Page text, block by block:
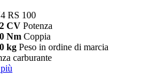
RS 100
CV Potenza
Nm Coppia
kg Peso in ordine di marcia
carburante